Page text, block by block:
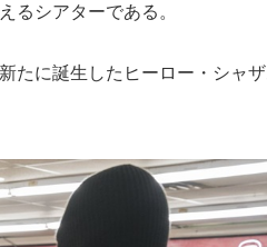
るシアターである。
たに誕生したヒーロー・シャザ